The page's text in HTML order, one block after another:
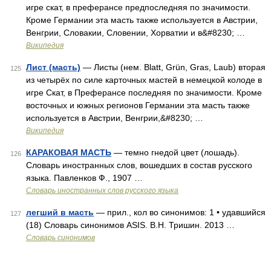
игре скат, в преферансе предпоследняя по значимости.
Кроме Германии эта масть также используется в Австрии,
Венгрии, Словакии, Словении, Хорватии и в&#8230; …
Википедия
125 Лист (масть) — Листы (нем. Blatt, Grün, Gras, Laub) вторая
из четырёх по силе карточных мастей в немецкой колоде в
игре Скат, в Преферансе последняя по значимости. Кроме
восточных и южных регионов Германии эта масть также
используется в Австрии, Венгрии,&#8230; …
Википедия
126 КАРАКОВАЯ МАСТЬ — темно гнедой цвет (лошадь).
Словарь иностранных слов, вошедших в состав русского
языка. Павленков Ф., 1907 …
Словарь иностранных слов русского языка
127 легший в масть — прил., кол во синонимов: 1 • удавшийся
(18) Словарь синонимов ASIS. В.Н. Тришин. 2013 …
Словарь синонимов